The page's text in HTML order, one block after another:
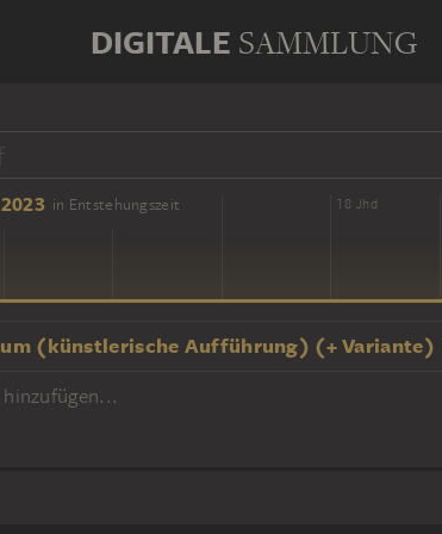
DIGITALE SAMMLUNG
in Entstehungszeit
16 Jhd 18 Jhd
(künstlerische Aufführung) (+ Variante)